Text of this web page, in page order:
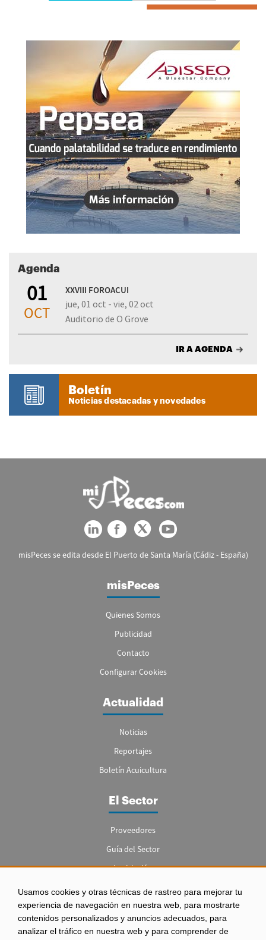
Usamos cookies y otras técnicas de rastreo para mejorar tu
experiencia de navegación en nuestra web, para mostrarte
contenidos personalizados y anuncios adecuados, para
analizar el tráfico en nuestra web y para comprender de
Agenda
01
OCT
XXVIII FOROACUI
jue, 01 oct - vie, 02 oct
Auditorio de O Grove
IR A AGENDA
Boletín
Noticias destacadas y novedades
misPeces se edita desde El Puerto de Santa María (Cádiz - España)
misPeces
Quienes Somos
Publicidad
Contacto
Configurar Cookies
Actualidad
Noticias
Reportajes
Boletín Acuicultura
El Sector
Proveedores
Guía del Sector
Legislación
Empleo